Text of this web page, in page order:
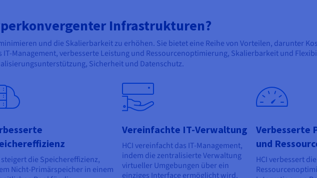
Infrastrukturen?
und die Skalierbarkeit zu erhöhen. Sie bietet eine Reihe von Vorteilen, darunter
Management, verbesserte Leistung und Ressourcenoptimierung, Skalierbarkeit und
Sicherheit und Datenschutz.
steigert die Speichereffizienz,
Nicht-Primärspeicher in einem
Vereinfachte IT-Verwaltung
HCI vereinfacht das IT-Management,
indem die zentralisierte Verwaltung
virtueller Umgebungen über ein
einziges Interface ermöglicht wird.
Verbesserte
und
HCI verbessert